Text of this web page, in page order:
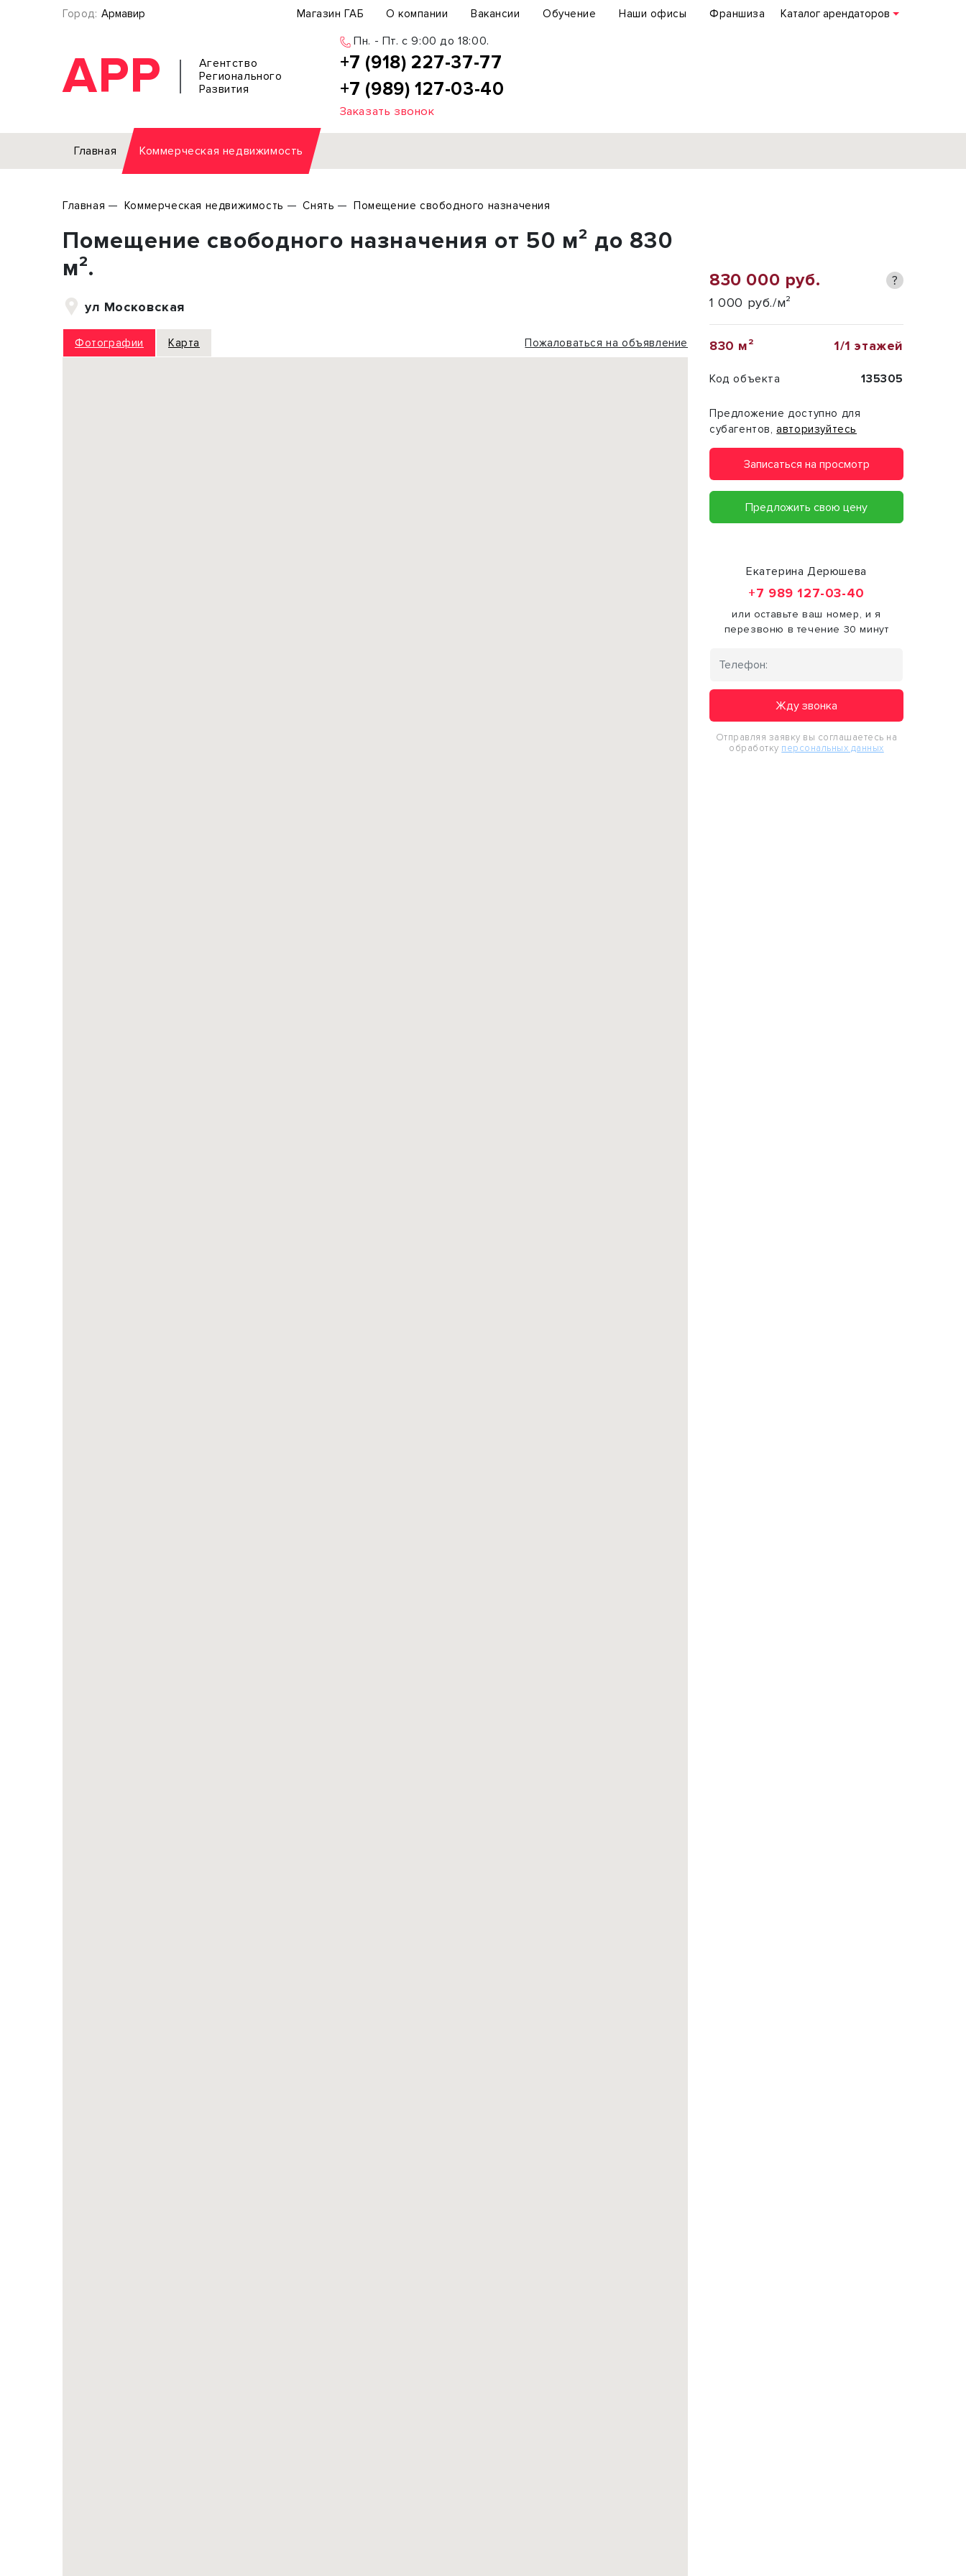
Город: Армавир Магазин ГАБ О компании Вакансии Обучение Наши офисы Франшиза Каталог арендаторов
АРР
Агентство
Регионального
Развития
Пн. - Пт. c 9:00 до 18:00.
+7 (918) 227-37-77
+7 (989) 127-03-40
Заказать звонок
Главная Коммерческая недвижимость
Торговое помещение
Свободного назначения
Склад
Производство
Земельный участок
Отдельное здание
Торговое помещение
Подробнее
Главная Коммерческая недвижимость Снять Помещение свободного назначения
Помещение свободного назначения от 50 м² до 830
м².
ул Московская
Фотографии Карта Пожаловаться на объявление
830 000 руб. ?
1 000 руб./м²
830 м² 1/1 этажей
Код объекта 135305
Предложение доступно для
субагентов,авторизуйтесь
Записаться на просмотр
Предложить свою цену
Екатерина Дерюшева
+7 989 127-03-40
или оставьте ваш номер, и я
перезвоню в течение 30 минут
Жду звонка
Отправляя заявку вы соглашаетесь на
обработку персональных данных